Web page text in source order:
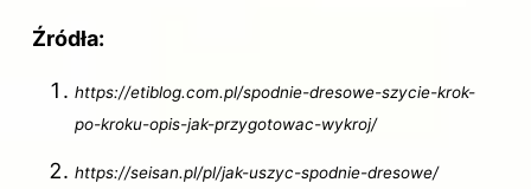
Źródła:
https://etiblog.com.pl/spodnie-dresowe-szycie-krok-
po-kroku-opis-jak-przygotowac-wykroj/
https://seisan.pl/pl/jak-uszyc-spodnie-dresowe/